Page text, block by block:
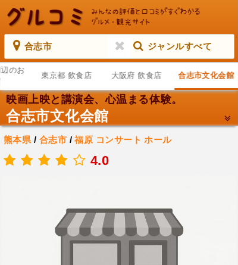
合志市 ジャンルすべて
のお
東京都 飲食店 大阪府 飲食店 合志市文化会館
映画上映と講演会、心温まる体験。
合志市文化会館
熊本県 / 合志市 /福原 コンサート ホール
4.0